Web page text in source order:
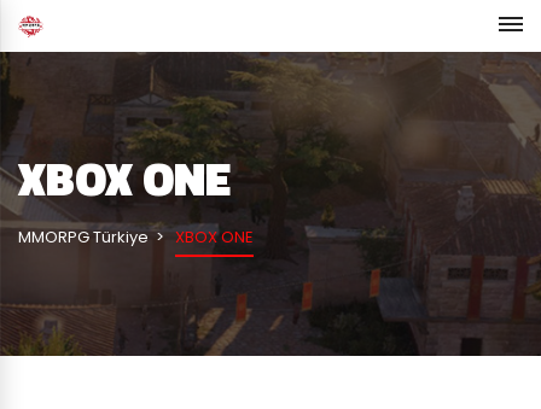
XBOX ONE
MMORPG Türkiye XBOX ONE